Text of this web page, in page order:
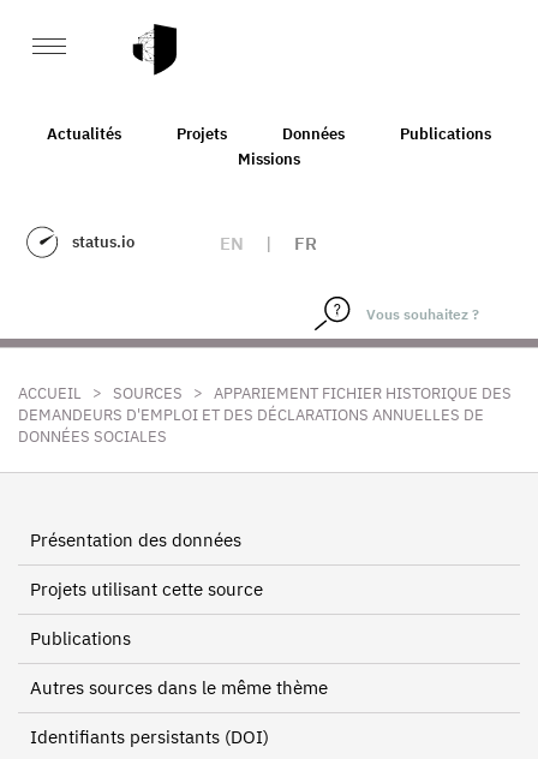
Actualités Projets Données
Publications
Missions
status.io EN | FR
ACCUEIL > SOURCES > APPARIEMENT FICHIER HISTORIQUE DES
DEMANDEURS D'EMPLOI ET DES DÉCLARATIONS ANNUELLES DE
DONNÉES SOCIALES
Présentation des données
Projets utilisant cette source
Publications
Autres sources dans le même thème
Identifiants persistants (DOI)